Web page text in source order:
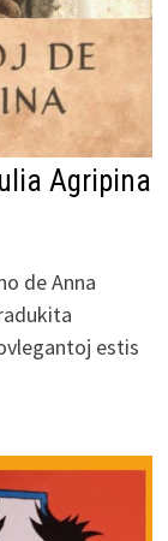
Agripina
de Anna
estis